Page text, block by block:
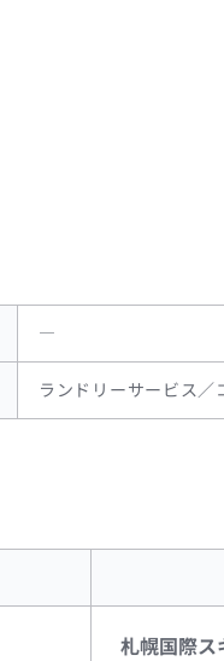
―
ランドリーサービス／
札幌国際ス